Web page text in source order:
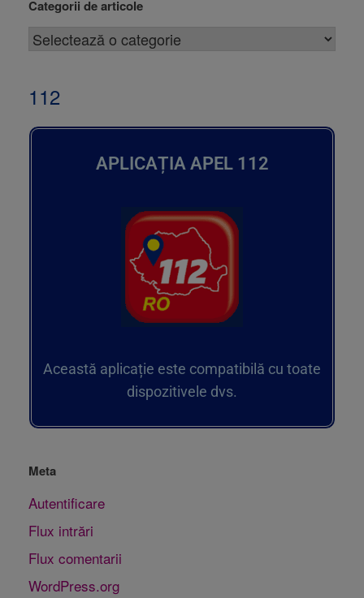
Categorii de articole
112
APLICAȚIA APEL 112
Această aplicație este compatibilă cu toate
dispozitivele dvs.
Meta
Autentificare
Flux intrări
Flux comentarii
WordPress.org